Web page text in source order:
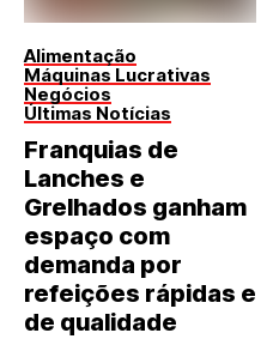
Alimentação
Máquinas Lucrativas
Negócios
Últimas Notícias
Franquias de
Lanches e
Grelhados ganham
espaço com
demanda por
refeições rápidas e
de qualidade